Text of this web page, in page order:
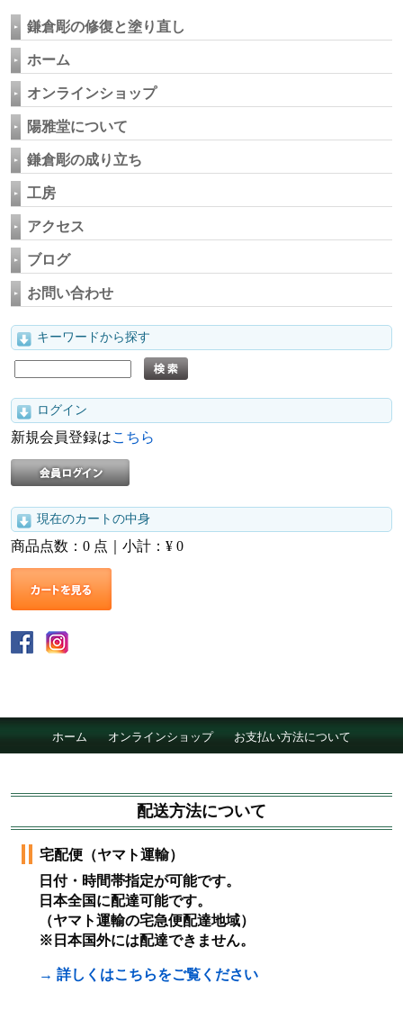
鎌倉彫の修復と塗り直し
ホーム
オンラインショップ
陽雅堂について
鎌倉彫の成り立ち
工房
アクセス
ブログ
お問い合わせ
キーワードから探す
ログイン
新規会員登録はこちら
現在のカートの中身
商品点数： 0 点｜小計：¥ 0
ホーム オンラインショップ お支払い方法について
配送方法について
宅配便（ヤマト運輸）
日付・時間帯指定が可能です。
日本全国に配達可能です。
（ヤマト運輸の宅急便配達地域）
※日本国外には配達できません。
→ 詳しくはこちらをご覧ください